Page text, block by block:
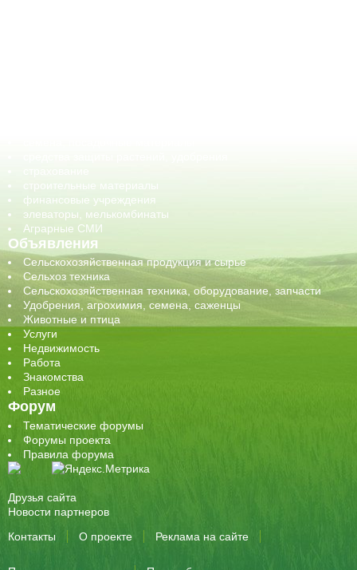
строительные материалы
финансовые учреждения
элеваторы, мелькомбинаты
Аграрные СМИ
Объявления
Сельскохозяйственная продукция и сырье
Сельхоз техника
Сельскохозяйственная техника, оборудование, запчасти
Удобрения, агрохимия, семена, саженцы
Животные и птица
Услуги
Недвижимость
Работа
Знакомства
Разное
Форум
Тематические форумы
Форумы проекта
Правила форума
Друзья сайта
Новости партнеров
Контакты
О проекте Реклама на сайте